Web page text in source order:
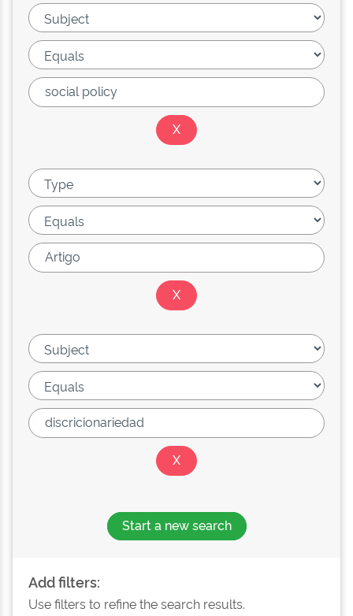
Start a new search
Add filters:
Use filters to refine the search results.